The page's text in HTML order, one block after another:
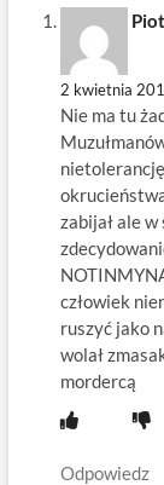
2 kwietnia
Nie ma tu
zabijał ale
człowiek
ruszyć jako
wolał
mordercą
Odpowiedz